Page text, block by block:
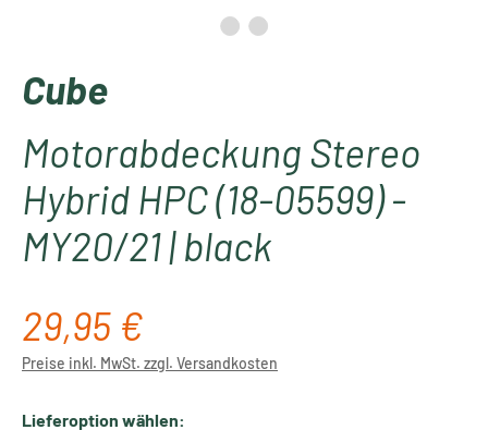
Cube
Motorabdeckung Stereo
Hybrid HPC (18-05599) -
MY20/21 | black
Regulärer Preis:
29,95 €
Preise inkl. MwSt. zzgl. Versandkosten
Lieferoption wählen: